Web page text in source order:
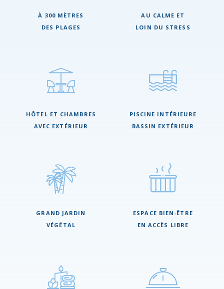
À 300 MÈTRES
DES PLAGES
AU CALME ET
LOIN DU STRESS
HÔTEL ET CHAMBRES
AVEC EXTÉRIEUR
PISCINE INTÉRIEURE
BASSIN EXTÉRIEUR
GRAND JARDIN
VÉGÉTAL
ESPACE BIEN-ÊTRE
EN ACCÈS LIBRE